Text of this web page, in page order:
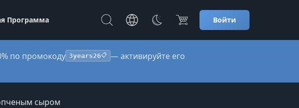
Программа Войти
по промокоду 3years26📋 — активируйте его
сыром